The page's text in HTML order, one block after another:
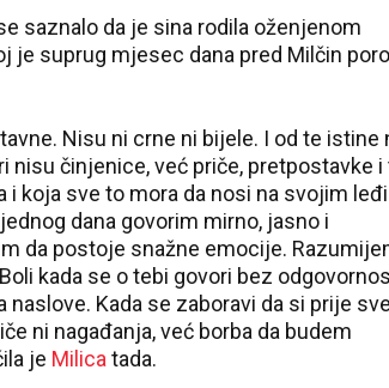
saznalo da je sina rodila oženjenom
je suprug mjesec dana pred Milčin
Nisu ni crne ni bijele. I od te istine
nisu činjenice, već priče, pretpostavke i
koja sve to mora da nosi na svojim
dana govorim mirno, jasno i
da postoje snažne emocije.
kada se o tebi govori bez
Kada se zaboravi da si prije
ni nagađanja, već borba da budem
je Milica tada.